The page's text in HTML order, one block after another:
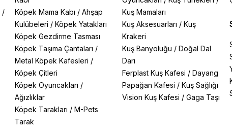
/
Köpek Mama Kabı /Ahşap
Kulübeleri /Köpek Yatakları
Köpek Gezdirme Tasması
Köpek Taşıma Çantaları /
Metal Köpek Kafesleri /
Köpek Çitleri
Köpek Oyuncakları /
Ağızlıklar
Köpek Tarakları /M-Pets
Tarak
Kuş Mamaları
Kuş Aksesuarları / Kuş
Krakeri
Kuş Banyoluğu / Doğal Dal
Darı
Ferplast Kuş Kafesi / Dayang
Papağan Kafesi / Kuş Sağlığı
Vision Kuş Kafesi / Gaga Taşı